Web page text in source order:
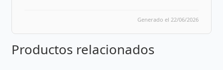
Generado el 22/06/2026
Productos relacionados